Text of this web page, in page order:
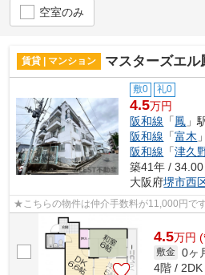
空室のみ
賃貸 | マンション マスターズエル
敷0 礼0
4.5万円
阪和線 「鳳 」
阪和線 「富木
阪和線 「津久
築41年 / 34.00
大阪府堺市西
★こちらの物件は仲介手数料が11,000円で
4.5万円
敷金 0ヶ
4階 /